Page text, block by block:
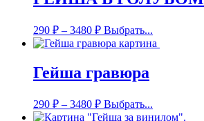
290 ₽ – 3480 ₽ Выбрать...
Гейша гравюра
290 ₽ – 3480 ₽ Выбрать...